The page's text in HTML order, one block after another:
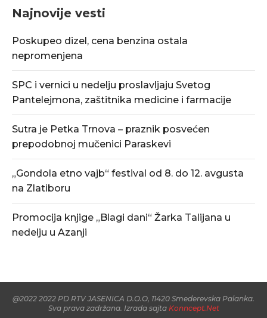
Najnovije vesti
Poskupeo dizel, cena benzina ostala
nepromenjena
SPC i vernici u nedelju proslavljaju Svetog
Pantelejmona, zaštitnika medicine i farmacije
Sutra je Petka Trnova – praznik posvećen
prepodobnoj mučenici Paraskevi
„Gondola etno vajb“ festival od 8. do 12. avgusta
na Zlatiboru
Promocija knjige „Blagi dani“ Žarka Talijana u
nedelju u Azanji
@2022 2022 PD RTV JASENICA D.O.O, 11420 Smederevska Palanka.
Sva prava zadržana. Izrada sajta Konncept.Net